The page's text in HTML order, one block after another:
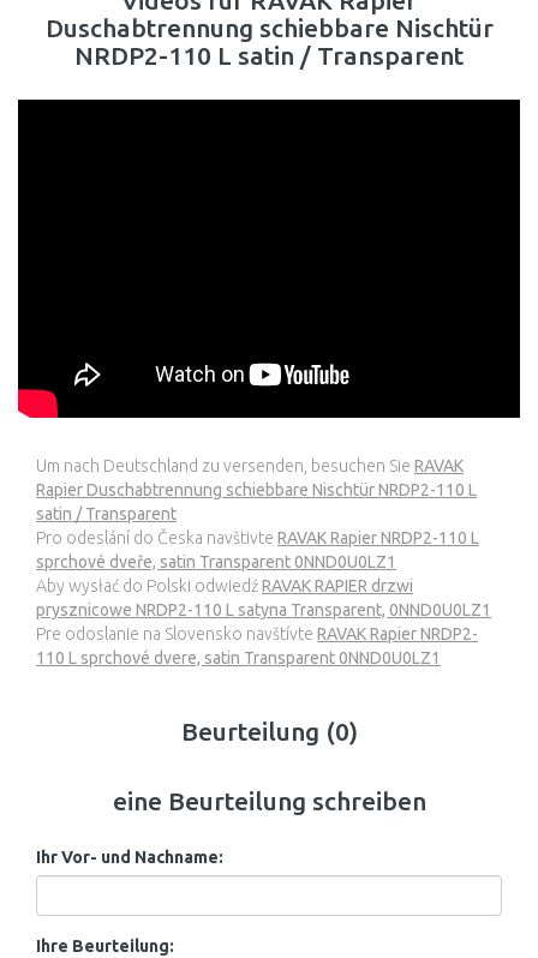
Duschabtrennung schiebbare Nischtür
NRDP2-110 L satin / Transparent
Um nach Deutschland zu versenden, besuchen Sie RAVAK
Rapier Duschabtrennung schiebbare Nischtür NRDP2-110 L
satin / Transparent
Pro odeslání do Česka navštivte RAVAK Rapier NRDP2-110 L
sprchové dveře, satin Transparent 0NND0U0LZ1
Aby wysłać do Polski odwiedźRAVAK RAPIER drzwi
prysznicowe NRDP2-110 L satyna Transparent, 0NND0U0LZ1
Pre odoslanie na Slovensko navštívte RAVAK Rapier NRDP2-
110 L sprchové dvere, satin Transparent 0NND0U0LZ1
Beurteilung (0)
eine Beurteilung schreiben
Ihr Vor- und Nachname:
Ihre Beurteilung: